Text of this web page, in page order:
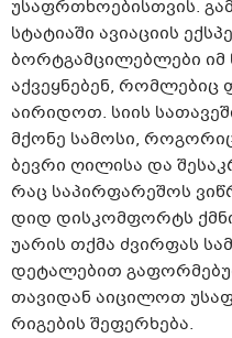
უსაფრთხოებისთვის.
სტატიაში ავიაციის
ბორტგამცილებლები იმ
აქვეყნებენ, რომლებიც
აირიდოთ. სიის
მქონე სამოსი,
ბევრი ღილისა და
რაც საპირფარეშოს
დიდ დისკომფორტს
უარის თქმა ძვირფას
დეტალებით
თავიდან აიცილოთ
რიგების შეფერხება.